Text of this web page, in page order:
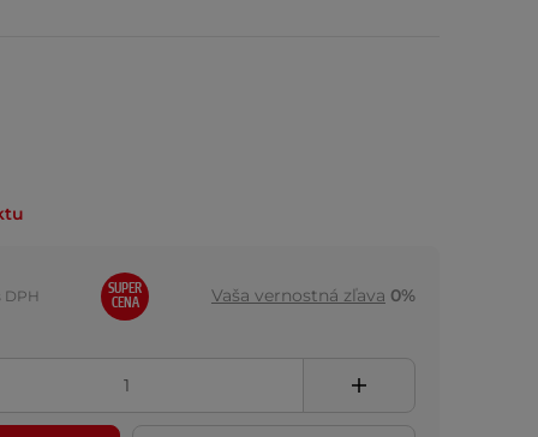
DPH
SUPER
CENA
Vaša vernostná zľava 0%